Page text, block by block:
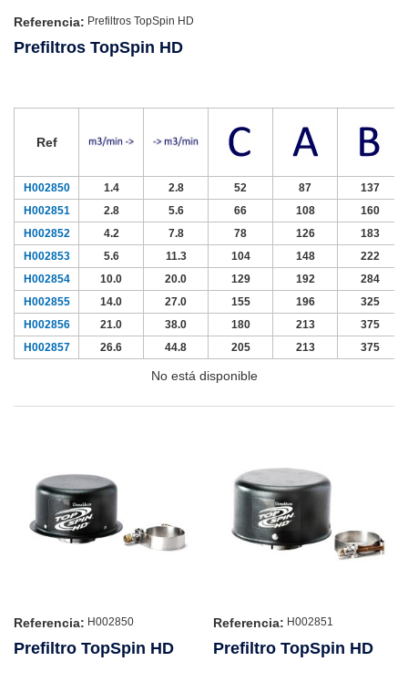
Referencia: Prefiltros TopSpin HD
Prefiltros TopSpin HD
Ref
H002850 1.4 2.8 52 87
137
H002851
2.8 5.6 66 108
160
H002852
4.2 7.8 78 126
183
H002853
5.6 11.3 104 148
222
H002854
10.0 20.0 129 192
284
H002855
14.0 27.0 155 196
325
H002856
21.0 38.0 180 213
375
H002857
26.6 44.8 205 213 375
No está disponible
Referencia: H002850
Prefiltro TopSpin HD
Referencia: H002851
Prefiltro TopSpin HD